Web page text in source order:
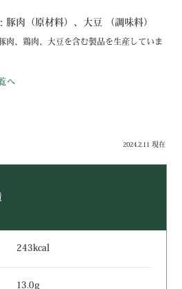
豚肉（原材料）、大豆 （調味料）
肉、鶏肉、大豆を含む製品を生産していま
へ
2024.2.11 現在
243kcal
13.0g